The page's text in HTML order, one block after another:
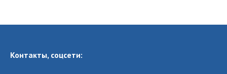
Контакты, соцсети: